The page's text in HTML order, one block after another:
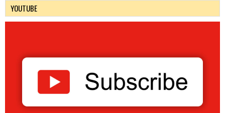
YOUTUBE